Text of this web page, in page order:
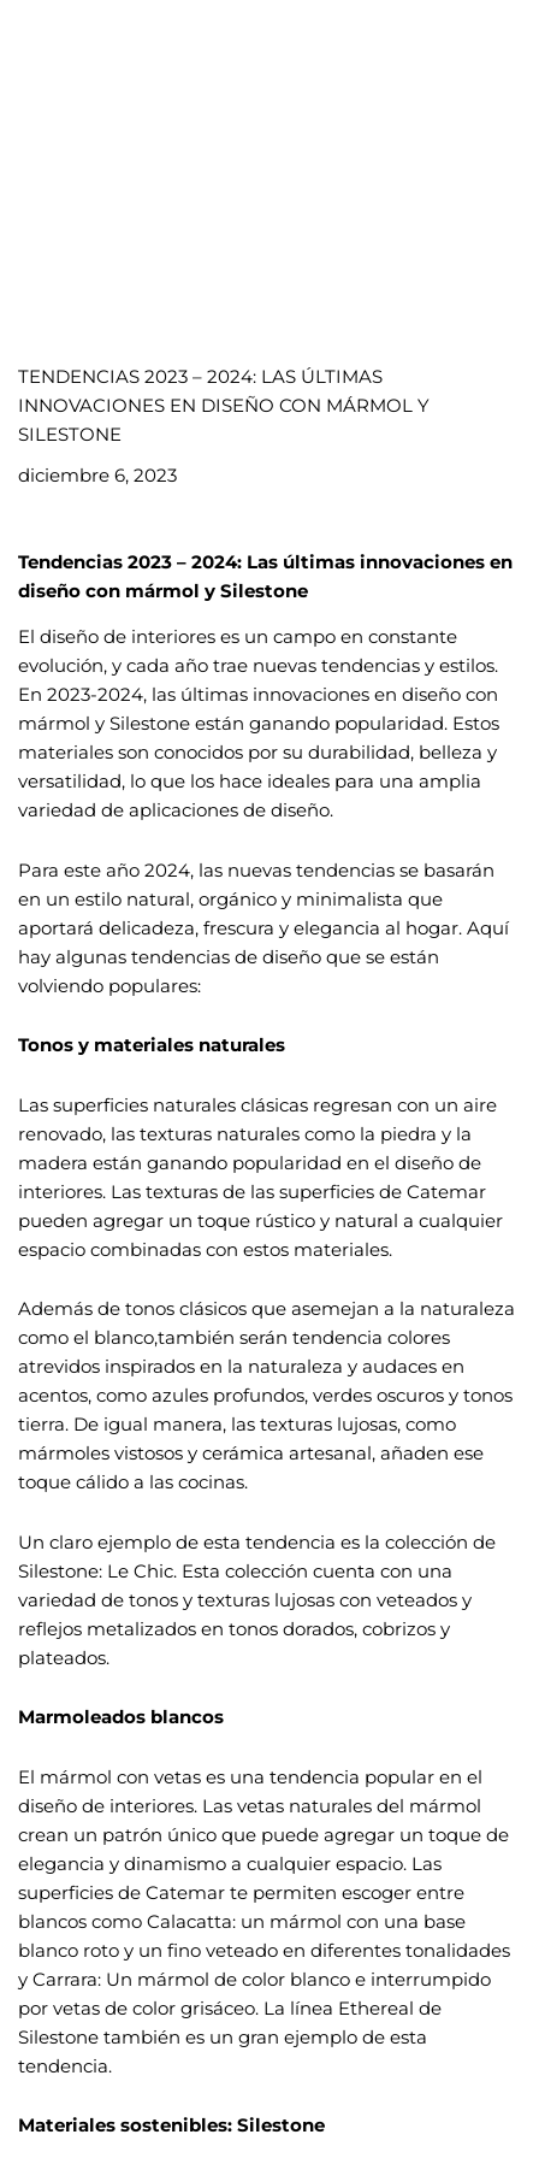
TENDENCIAS 2023 – 2024: LAS ÚLTIMAS
INNOVACIONES EN DISEÑO CON MÁRMOL Y
SILESTONE
diciembre 6, 2023
Tendencias 2023 – 2024: Las últimas innovaciones en
diseño con mármol y Silestone
El diseño de interiores es un campo en constante
evolución, y cada año trae nuevas tendencias y estilos.
En 2023-2024, las últimas innovaciones en diseño con
mármol y Silestone están ganando popularidad. Estos
materiales son conocidos por su durabilidad, belleza y
versatilidad, lo que los hace ideales para una amplia
variedad de aplicaciones de diseño.
Para este año 2024, las nuevas tendencias se basarán
en un estilo natural, orgánico y minimalista que
aportará delicadeza, frescura y elegancia al hogar. Aquí
hay algunas tendencias de diseño que se están
volviendo populares:
Tonos y materiales naturales
Las superficies naturales clásicas regresan con un aire
renovado, las texturas naturales como la piedra y la
madera están ganando popularidad en el diseño de
interiores. Las texturas de las superficies de Catemar
pueden agregar un toque rústico y natural a cualquier
espacio combinadas con estos materiales.
Además de tonos clásicos que asemejan a la naturaleza
como el blanco,también serán tendencia colores
atrevidos inspirados en la naturaleza y audaces en
acentos, como azules profundos, verdes oscuros y tonos
tierra. De igual manera, las texturas lujosas, como
mármoles vistosos y cerámica artesanal, añaden ese
toque cálido a las cocinas.
Un claro ejemplo de esta tendencia es la colección de
Silestone: Le Chic. Esta colección cuenta con una
variedad de tonos y texturas lujosas con veteados y
reflejos metalizados en tonos dorados, cobrizos y
plateados.
Marmoleados blancos
El mármol con vetas es una tendencia popular en el
diseño de interiores. Las vetas naturales del mármol
crean un patrón único que puede agregar un toque de
elegancia y dinamismo a cualquier espacio. Las
superficies de Catemar te permiten escoger entre
blancos como Calacatta: un mármol con una base
blanco roto y un fino veteado en diferentes tonalidades
y Carrara: Un mármol de color blanco e interrumpido
por vetas de color grisáceo. La línea Ethereal de
Silestone también es un gran ejemplo de esta
tendencia.
Materiales sostenibles: Silestone